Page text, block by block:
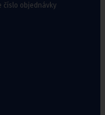
číslo objednávky